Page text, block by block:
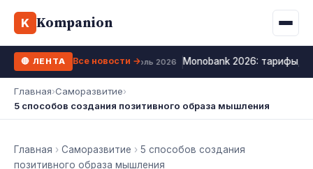
K Kompanion
Калькулятор МФО
Все 10 МФО →
Жизни
WhiteBIT
Kuna
Bybit
OKX
Все 10 бирж →
Ипотека
Депозит
Рефинансирование
ФОП налоги
🔴 ЛЕНТА 12 июль 2026 Monobank 2026: тарифы,
Все новости →
Главная›Саморазвитие›
5 способов создания позитивного образа мышления
Главная › Саморазвитие › 5 способов создания
позитивного образа мышления